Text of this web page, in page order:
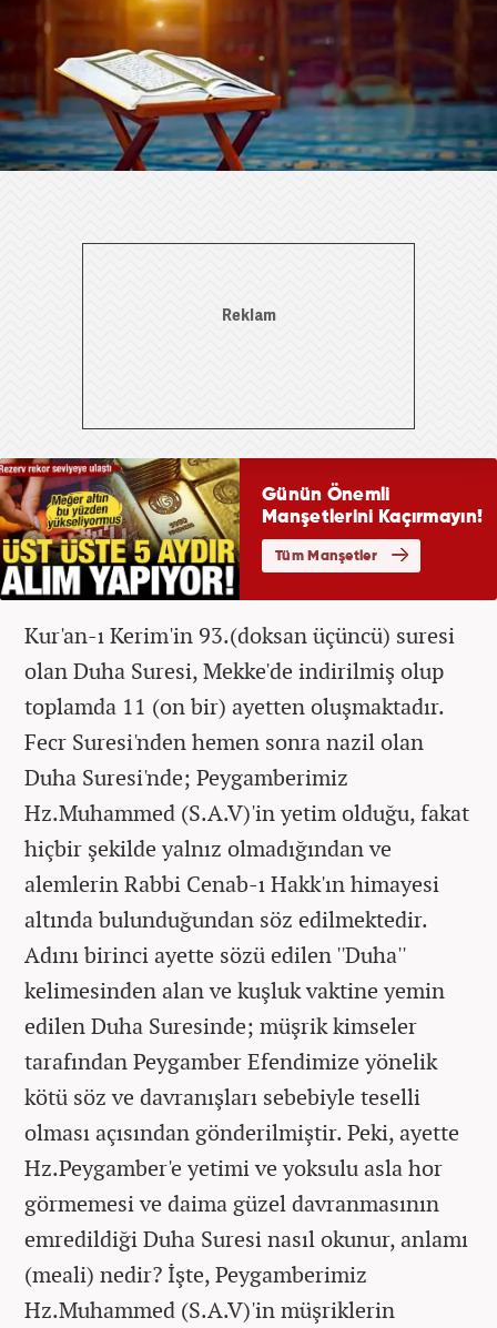
Kur'an-ı Kerim'in 93.(doksan üçüncü) suresi
olan Duha Suresi, Mekke'de indirilmiş olup
toplamda 11 (on bir) ayetten oluşmaktadır.
Fecr Suresi'ndenhemen sonra nazil olan
Duha Suresi'nde; Peygamberimiz
Hz.Muhammed (S.A.V)'in yetim olduğu, fakat
hiçbir şekilde yalnız olmadığından ve
alemlerin Rabbi Cenab-ı Hakk'ın himayesi
altında bulunduğundan söz edilmektedir.
Adını birinci ayette sözü edilen ''Duha''
kelimesinden alan ve kuşluk vaktine yemin
edilen Duha Suresinde; müşrik kimseler
tarafından Peygamber Efendimize yönelik
kötü söz ve davranışları sebebiyle teselli
olması açısından gönderilmiştir.Peki, ayette
Hz.Peygamber'e yetimi ve yoksulu asla hor
görmemesi ve daima güzel davranmasının
emredildiği Duha Suresi nasıl okunur, anlamı
(meali) nedir? İşte, Peygamberimiz
Hz.Muhammed (S.A.V)'in müşriklerin